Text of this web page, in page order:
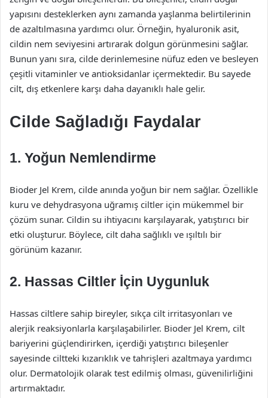
yapısını desteklerken aynı zamanda yaşlanma belirtilerinin
de azaltılmasına yardımcı olur. Örneğin, hyaluronik asit,
cildin nem seviyesini artırarak dolgun görünmesini sağlar.
Bunun yanı sıra, cilde derinlemesine nüfuz eden ve besleyen
çeşitli vitaminler ve antioksidanlar içermektedir. Bu sayede
cilt, dış etkenlere karşı daha dayanıklı hale gelir.
Cilde Sağladığı Faydalar
1. Yoğun Nemlendirme
Bioder Jel Krem, cilde anında yoğun bir nem sağlar. Özellikle
kuru ve dehydrasyona uğramış ciltler için mükemmel bir
çözüm sunar. Cildin su ihtiyacını karşılayarak, yatıştırıcı bir
etki oluşturur. Böylece, cilt daha sağlıklı ve ışıltılı bir
görünüm kazanır.
2. Hassas Ciltler İçin Uygunluk
Hassas ciltlere sahip bireyler, sıkça cilt irritasyonları ve
alerjik reaksiyonlarla karşılaşabilirler. Bioder Jel Krem, cilt
bariyerini güçlendirirken, içerdiği yatıştırıcı bileşenler
sayesinde ciltteki kızarıklık ve tahrişleri azaltmaya yardımcı
olur. Dermatolojik olarak test edilmiş olması, güvenilirliğini
artırmaktadır.